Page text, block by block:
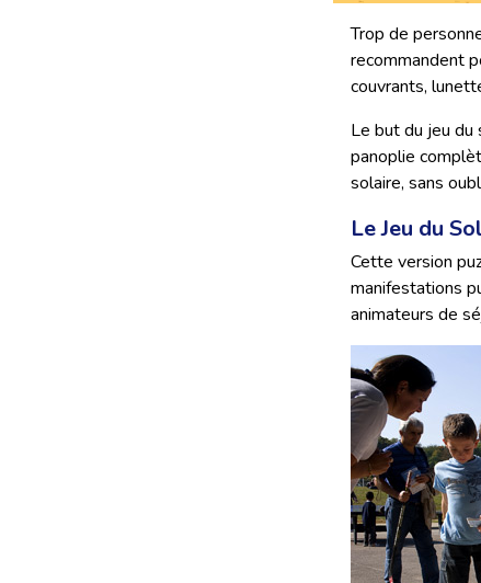
Trop de
recommandent
couvrants,
Le but du jeu du
panoplie
solaire, sans
Le Jeu du
Cette version
manifestations
animateurs de